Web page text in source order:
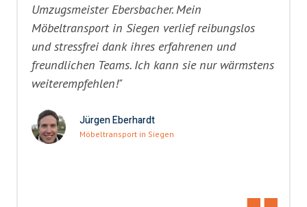
Umzugsmeister Ebersbacher. Mein
Möbeltransport in Siegen verlief reibungslos
und stressfrei dank ihres erfahrenen und
freundlichen Teams. Ich kann sie nur wärmstens
weiterempfehlen!"
Jürgen Eberhardt
Möbeltransport in Siegen